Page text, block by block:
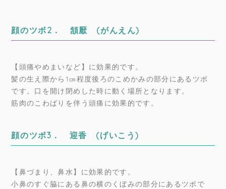
顔のツボ2． 頷厭 (がんえん)
【頭痛やめまいなど】に効果的です。
髪の生え際から1㎝程度後ろのこめかみの部分にあるツボ
です。口を開け閉めした時に動く場所となります。
筋肉のこわばりを伴う頭痛に効果的です。
顔のツボ3． 迎香 (げいこう)
【鼻づまり、鼻水】に効果的です。
小鼻のすぐ脇にある鼻の横のくぼみの部分にあるツボで